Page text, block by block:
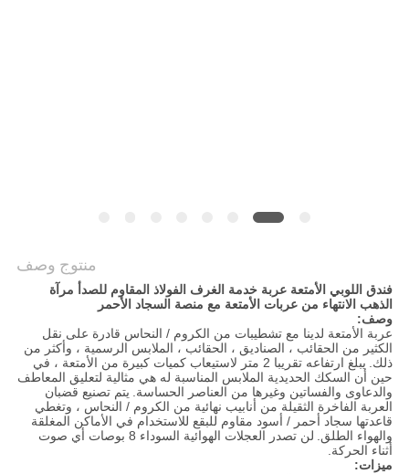
منتوج وصف
فندق اللوبي الأمتعة عربة خدمة الغرف الفولاذ المقاوم للصدأ مرآة
الذهب الانتهاء من عربات الأمتعة مع منصة السجاد الأحمر
وصف:
عربة الأمتعة لدينا مع تشطيبات من الكروم / النحاس قادرة على نقل
الكثير من الحقائب ، الصناديق ، الحقائب ، الملابس الرسمية ، وأكثر من
ذلك.
يبلغ ارتفاعه تقريبا 2 متر لاستيعاب كميات كبيرة من الأمتعة ، في
حين أن السكك الحديدية الملابس المناسبة له هي مثالية لتعليق المعاطف
والدعاوى والفساتين وغيرها من العناصر الحساسة. يتم تصنيع قضبان
العربة الفاخرة الثقيلة من أنابيب نهائية من الكروم / النحاس ، وتغطي
قاعدتها سجاد أحمر / أسود مقاوم للبقع للاستخدام في الأماكن المغلقة
والهواء الطلق.
لن تصدر العجلات الهوائية السوداء 8 بوصات أي صوت
أثناء الحركة.
ميزات: